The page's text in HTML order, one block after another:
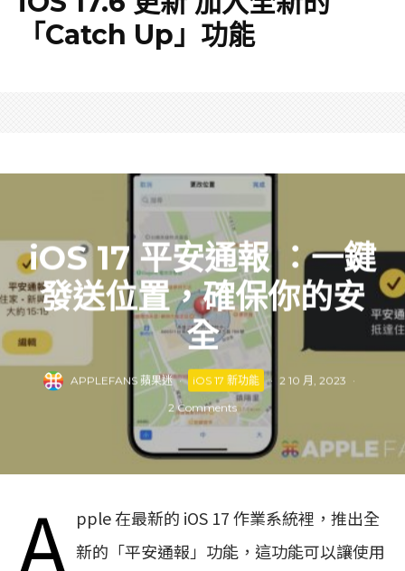
「Catch Up」功能
iOS 17 平安通報 ：一鍵
發送位置，確保你的安
全
APPLEFANS 蘋果迷 · iOS 17 新功能 · 2 10 月, 2023 ·
2 Comments
A pple 在最新的 iOS 17 作業系統裡，推出全
新的「平安通報」功能，這功能可以讓使用